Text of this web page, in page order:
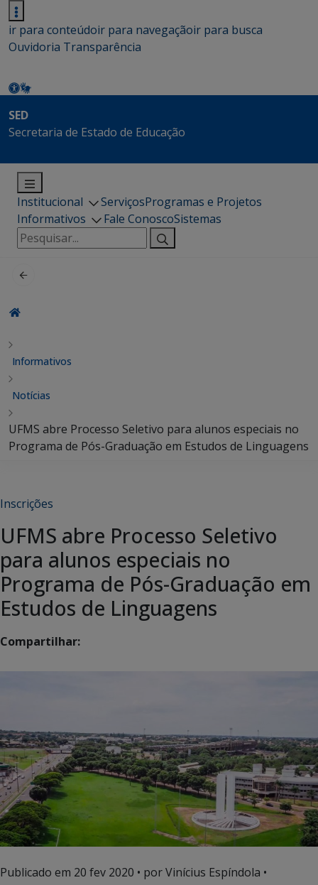
ir para conteúdoir para navegaçãoir para busca
Ouvidoria Transparência
SED
Secretaria de Estado de Educação
Institucional ServiçosProgramas e Projetos
Informativos
Fale ConoscoSistemas
Pesquisar
por:
Informativos
Notícias
UFMS abre Processo Seletivo para alunos especiais no
Programa de Pós-Graduação em Estudos de Linguagens
Inscrições
UFMS abre Processo Seletivo
para alunos especiais no
Programa de Pós-Graduação em
Estudos de Linguagens
Compartilhar:
Publicado em 20 fev 2020 • por Vinícius Espíndola •